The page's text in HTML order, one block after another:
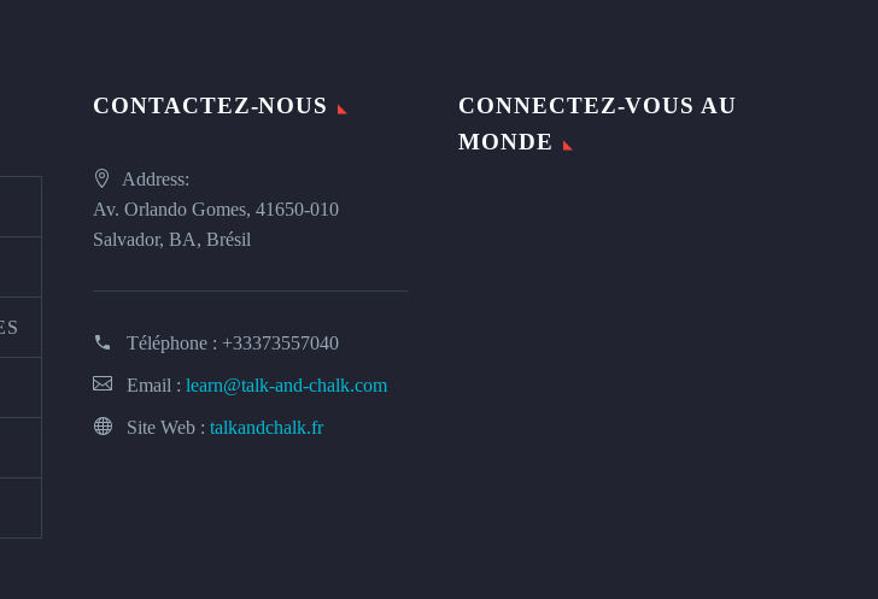
CONTACTEZ-NOUS
Address:
Av. Orlando Gomes, 41650-010
Salvador, BA, Brésil
Téléphone : +33373557040
Email : learn@talk-and-chalk.com
Site Web : talkandchalk.fr
CONNECTEZ-VOUS AU
MONDE